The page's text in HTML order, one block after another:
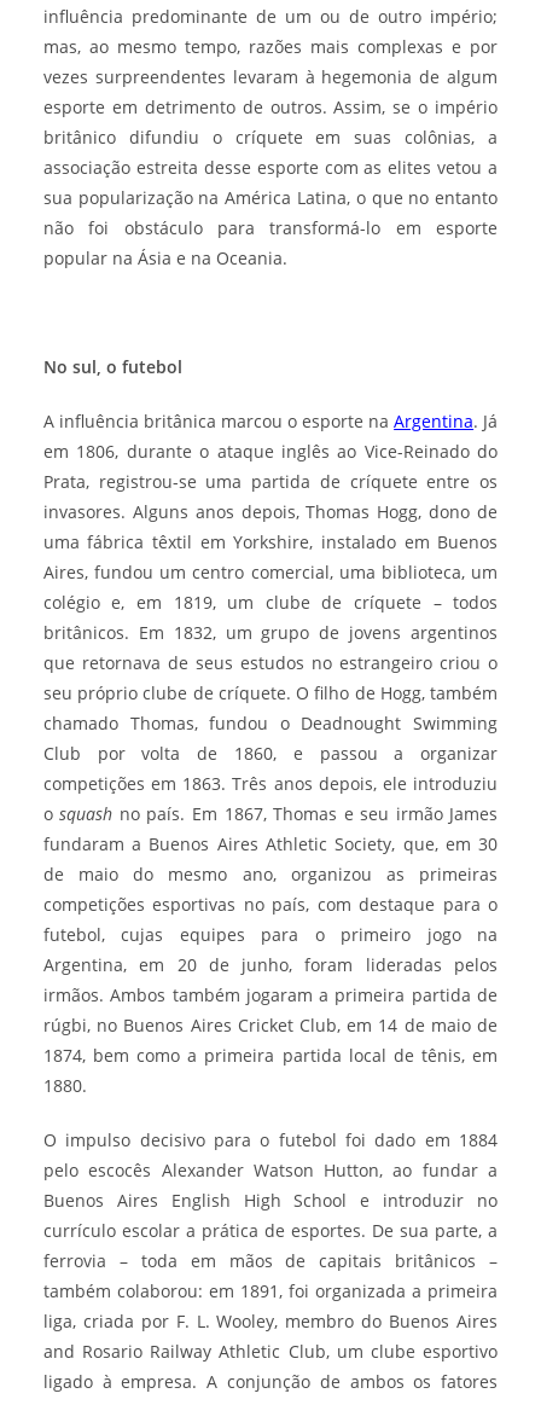
influência predominante de um ou de outro império;
mas, ao mesmo tempo, razões mais complexas e por
vezes surpreendentes levaram à hegemonia de algum
esporte em detrimento de outros. Assim, se o império
britânico difundiu o críquete em suas colônias, a
associação estreita desse esporte com as elites vetou a
sua popularização na América Latina, o que no entanto
não foi obstáculo para transformá-lo em esporte
popular na Ásia e na Oceania.
No sul, o futebol
A influência britânica marcou o esporte naArgentina. Já
em 1806, durante o ataque inglês ao Vice-Reinado do
Prata, registrou-se uma partida de críquete entre os
invasores. Alguns anos depois, Thomas Hogg, dono de
uma fábrica têxtil em Yorkshire, instalado em Buenos
Aires, fundou um centro comercial, uma biblioteca, um
colégio e, em 1819, um clube de críquete – todos
britânicos. Em 1832, um grupo de jovens argentinos
que retornava de seus estudos no estrangeiro criou o
seu próprio clube de críquete. O filho de Hogg, também
chamado Thomas, fundou o Deadnought Swimming
Club por volta de 1860, e passou a organizar
competições em 1863. Três anos depois, ele introduziu
osquash no país. Em 1867, Thomas e seu irmão James
fundaram a Buenos Aires Athletic Society, que, em 30
de maio do mesmo ano, organizou as primeiras
competições esportivas no país, com destaque para o
futebol, cujas equipes para o primeiro jogo na
Argentina, em 20 de junho, foram lideradas pelos
irmãos. Ambos também jogaram a primeira partida de
rúgbi, no Buenos Aires Cricket Club, em 14 de maio de
1874, bem como a primeira partida local de tênis, em
1880.
O impulso decisivo para o futebol foi dado em 1884
pelo escocês Alexander Watson Hutton, ao fundar a
Buenos Aires English High School e introduzir no
currículo escolar a prática de esportes. De sua parte, a
ferrovia – toda em mãos de capitais britânicos –
também colaborou: em 1891, foi organizada a primeira
liga, criada por F. L. Wooley, membro do Buenos Aires
and Rosario Railway Athletic Club, um clube esportivo
ligado à empresa. A conjunção de ambos os fatores